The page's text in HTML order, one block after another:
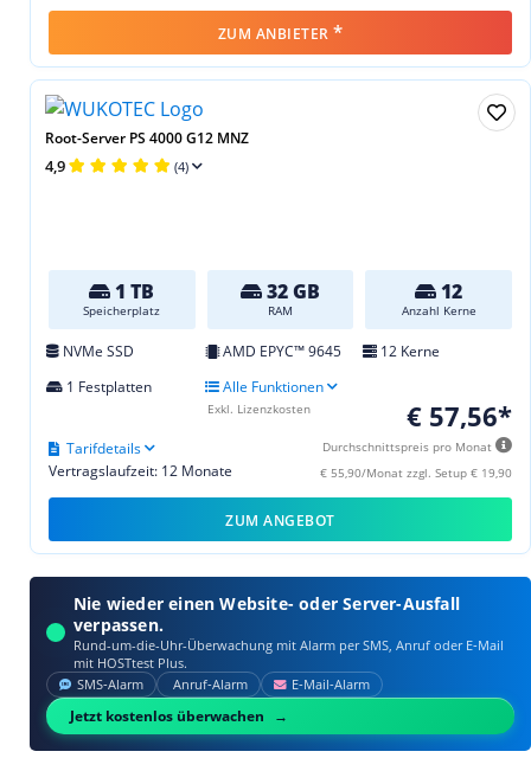
ZUM ANBIETER *
Root-Server PS 4000 G12 MNZ
4,9 (4)
1 TB
Speicherplatz
32 GB
RAM
12
Anzahl Kerne
NVMe SSD AMD EPYC™ 9645
12 Kerne
1 Festplatten
Alle Funktionen
€ 57,56*
Durchschnittspreis pro Monat
€ 55,90/Monat zzgl. Setup € 19,90
Vertragslaufzeit: 12 Monate
Tarifdetails
Exkl. Lizenzkosten
ZUM ANGEBOT
Nie wieder einen Website- oder Server-Ausfall
verpassen.
Rund-um-die-Uhr-Überwachung mit Alarm per SMS, Anruf oder E‑Mail
mit HOSTtest Plus.
SMS‑Alarm Anruf‑Alarm E‑Mail‑Alarm
Jetzt kostenlos überwachen